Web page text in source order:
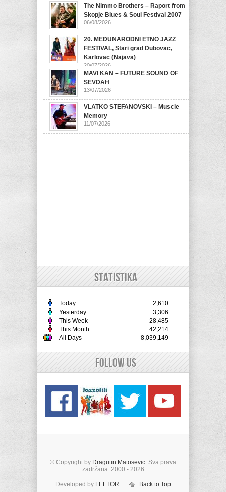
07/08/2026
The Nimmo Brothers – Raport from
Skopje Blues & Soul Festival 2007
06/08/2026
20. MEĐUNARODNI ETNO JAZZ
FESTIVAL, Stari grad Dubovac,
Karlovac (Najava)
20/07/2026
MAVI KAN – FUTURE SOUND OF
SEVDAH
13/07/2026
VLATKO STEFANOVSKI – Muscle
Memory
11/07/2026
STATISTIKA
Today
2,610
Yesterday
3,306
This Week
28,485
This Month
42,214
All Days
8,039,149
Follow Us
© Copyright by Dragutin Matosevic. Sva prava
zadržana. 2000 - 2026
Developed by LEFTOR Back to Top